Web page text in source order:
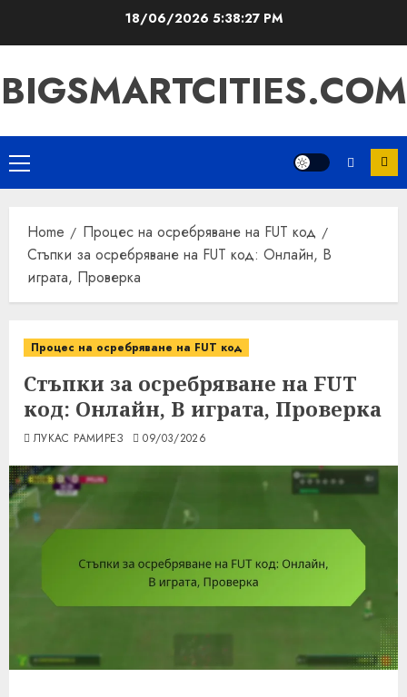
18/06/2026 5:38:28 PM
BIGSMARTCITIES.COM
Primary
Menu
Home
Процес на осребряване на FUT код
Стъпки за осребряване на FUT код: Онлайн, В
играта, Проверка
Процес на осребряване на FUT код
Стъпки за осребряване на FUT
код: Онлайн, В играта, Проверка
ЛУКАС РАМИРЕЗ 09/03/2026